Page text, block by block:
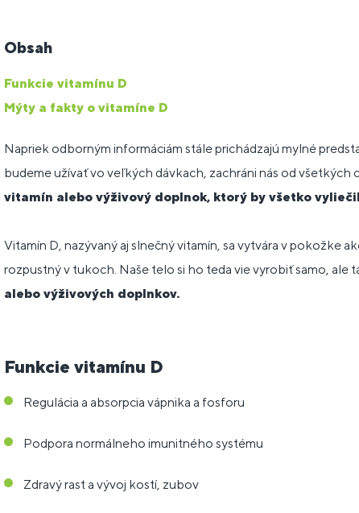
Obsah
Funkcie vitamínu D
Mýty a fakty o vitamíne D
Napriek odborným informáciám stále prichádzajú mylné
budeme užívať vo veľkých dávkach, zachráni nás od všetkých
vitamín alebo výživový doplnok, ktorý by všetko
Vitamín D, nazývaný aj slnečný vitamín, sa vytvára v pokožke
rozpustný v tukoch. Naše telo si ho teda vie vyrobiť samo, ale
alebo výživových doplnkov.
Funkcie vitamínu D
Regulácia a absorpcia vápnika a fosforu
Podpora normálneho imunitného systému
Zdravý rast a vývoj kostí, zubov